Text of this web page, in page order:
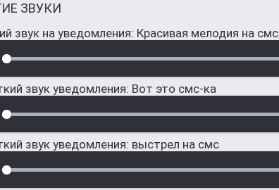
ЗВУКИ
звук на уведомления: Красивая мелодия на смс
звук уведомления: Вот это смс-ка
звук уведомления: выстрел на смс